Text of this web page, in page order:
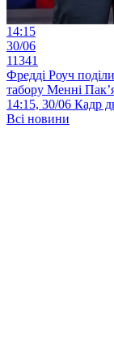
14:15
30/06
11341
Фредді Роуч
табору Менні
14:15, 30/06 Кадр
Всі новини